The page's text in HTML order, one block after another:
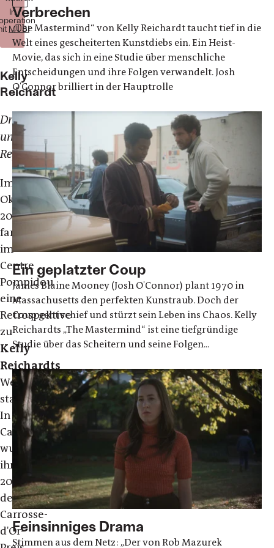
In
MUBI
Kelly
Reichardt
Drehbuch
und
Regie
Im
Oktober
2021
fand
im
Centre
Pompidou
eine
Retrospektive
zu
Kelly
Reichardts
Werk
statt.
In
Cannes
wurde
ihr
2022
der
Carrosse-
d'Or-
Verbrechen
„The Mastermind“ von Kelly Reichardt taucht tief in die
Welt eines gescheiterten Kunstdiebs ein. Ein Heist-
Movie, das sich in eine Studie über menschliche
Entscheidungen und ihre Folgen verwandelt. Josh
O'Connor brilliert in der Hauptrolle
Ein geplatzter Coup
James Blaine Mooney (Josh O'Connor) plant 1970 in
Massachusetts den perfekten Kunstraub. Doch der
Coup geht schief und stürzt sein Leben ins Chaos. Kelly
Reichardts „The Mastermind“ ist eine tiefgründige
Studie über das Scheitern und seine Folgen...
Feinsinniges Drama
Stimmen aus dem Netz: „Der von Rob Mazurek